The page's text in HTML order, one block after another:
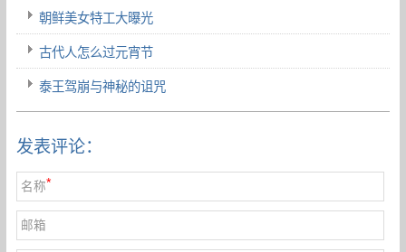
朝鲜美女特工大曝光
古代人怎么过元宵节
泰王驾崩与神秘的诅咒
发表评论：
名称*
邮箱